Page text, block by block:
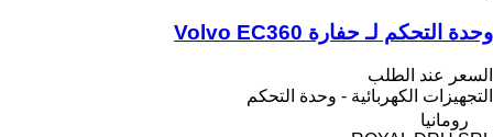
وحدة التحكم لـ حفارة Volvo EC360
السعر عند الطلب
التجهيزات الكهربائية - وحدة التحكم
رومانيا